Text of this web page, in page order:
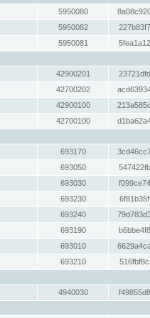
5950080
5950082
5950081
42900201
42700202
42900100
42700100
693170
693050
693030
693230
693240
693190
693010
693210
4940030